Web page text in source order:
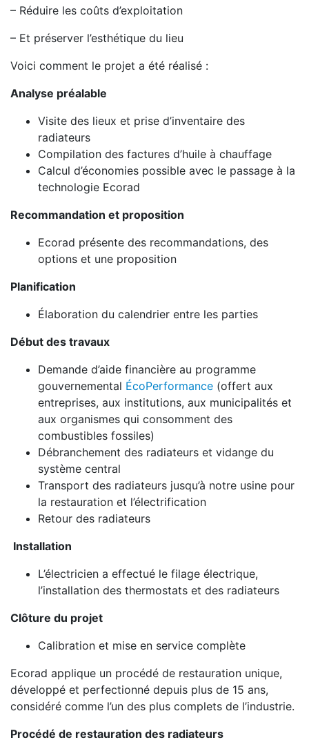
– Réduire les coûts d’exploitation
– Et préserver l’esthétique du lieu
Voici comment le projet a été réalisé :
Analyse préalable
Visite des lieux et prise d’inventaire des
radiateurs
Compilation des factures d’huile à chauffage
Calcul d’économies possible avec le passage à la
technologie Ecorad
Recommandation et proposition
Ecorad présente des recommandations, des
options et une proposition
Planification
Élaboration du calendrier entre les parties
Début des travaux
Demande d’aide financière au programme
gouvernemental ÉcoPerformance (offert aux
entreprises, aux institutions, aux municipalités et
aux organismes qui consomment des
combustibles fossiles)
Débranchement des radiateurs et vidange du
système central
Transport des radiateurs jusqu’à notre usine pour
la restauration et l’électrification
Retour des radiateurs
Installation
L’électricien a effectué le filage électrique,
l’installation des thermostats et des radiateurs
Clôture du projet
Calibration et mise en service complète
Ecorad applique un procédé de restauration unique,
développé et perfectionné depuis plus de 15 ans,
considéré comme l’un des plus complets de l’industrie.
Procédé de restauration des radiateurs